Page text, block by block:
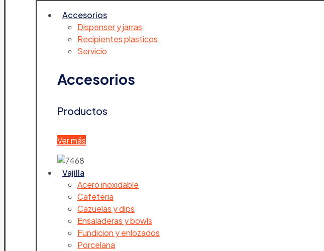
Accesorios
Dispenser y jarras
Recipientes plasticos
Servicio
Accesorios
Productos
Ver más
Vajilla
Acero inoxidable
Cafeteria
Cazuelas y dips
Ensaladeras y bowls
Fundicion y enlozados
Porcelana